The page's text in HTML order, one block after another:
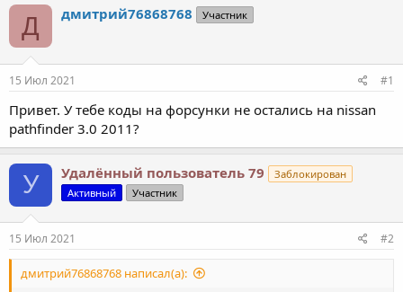
т
о
р
е
м
ы
т
л
Д дмитрий76868768 Участник
15 Июл 2021 #1
Привет. У тебе коды на форсунки не остались на nissan
pathfinder 3.0 2011?
У Удалённый пользователь 79
Заблокирован
Активный
Участник
15 Июл 2021 #2
дмитрий76868768 написал(а):